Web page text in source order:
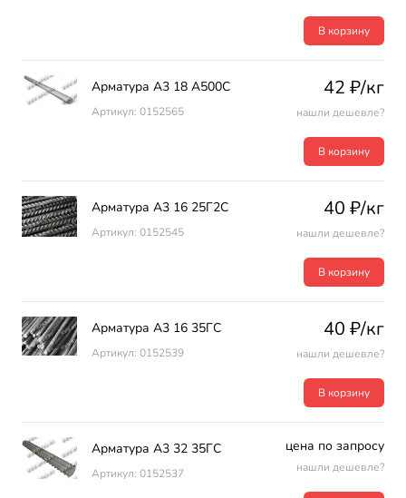
В корзину
Арматура А3 18 А500С
Артикул: 0152565
42 ₽/кг
нашли дешевле?
В корзину
Арматура А3 16 25Г2С
Артикул: 0152545
40 ₽/кг
нашли дешевле?
В корзину
Арматура А3 16 35ГС
Артикул: 0152539
40 ₽/кг
нашли дешевле?
В корзину
Арматура А3 32 35ГС
Артикул: 0152537
цена по запросу
нашли дешевле?